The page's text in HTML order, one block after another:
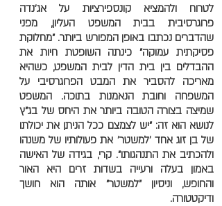
לטרוח ולהמציא קונספירציות על אג'נדה
פרוגרסיבית בבית המשפט העליון, מפני
שהדברים נכתבו באופן המפורש ביותר. "מחלוקת
פסיקתית עמוקה" כינתה השופטת חיות את
ההבדלים בין בית הדין לבית המשפט, כשהיא
מאריכה להסביר את המבט הפרוגרסיבי על
המשפחה וחובת הנאמנות בתוכה. המשפט
שמיצה בצורה הטובה ביותר את היחס של בג"ץ
לנושא הוא זה: "יש לצמצם ככל הניתן את יכולתו
של בן זוג אחד 'למשטר' את פעולותיו של משנהו
ולהכתיב את התנהגותו". קרי, בגידה של האישה
באמון בעלה ורעייה בשדות זרים היא האור
והחופש, וניסיון "למשטר" אותה הוא חושך
ודיקטטורה.